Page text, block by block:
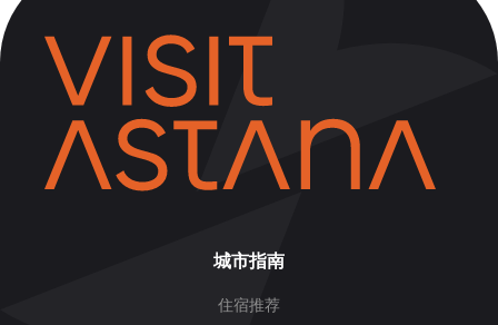
城市指南
住宿推荐